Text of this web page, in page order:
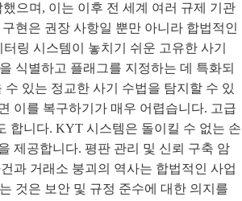
으며, 이는 이후 전 세계 여러 규제 기관
현은 권장 사항일 뿐만 아니라 합법적인
링 시스템이 놓치기 쉬운 고유한 사기
식별하고 플래그를 지정하는 데 특화되
있는 정교한 사기 수법을 탐지할 수 있
이를 복구하기가 매우 어렵습니다. 고급
합니다. KYT 시스템은 돌이킬 수 없는 손
제공합니다. 평판 관리 및 신뢰 구축 암
과 거래소 붕괴의 역사는 합법적인 사업
것은 보안 및 규정 준수에 대한 의지를